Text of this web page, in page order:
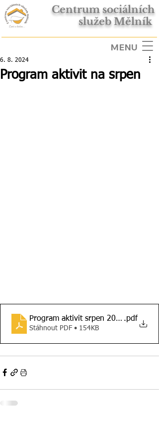
Centrum sociálních
služeb Mělník
MENU
Program aktivit na srpen
6. 8. 2024
Program aktivit srpen 2024 A4
.pdf
Stáhnout PDF • 154KB